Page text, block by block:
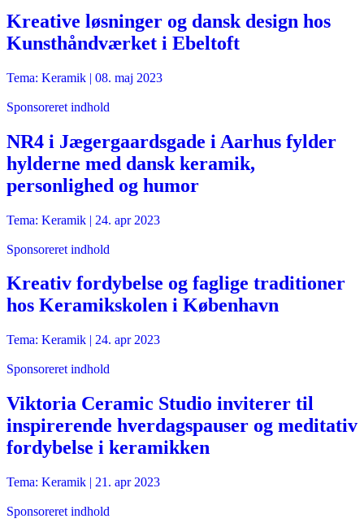
Kreative løsninger og dansk design hos
Kunsthåndværket i Ebeltoft
Tema: Keramik | 08. maj 2023
Sponsoreret indhold
NR4 i Jægergaardsgade i Aarhus fylder
hylderne med dansk keramik,
personlighed og humor
Tema: Keramik | 24. apr 2023
Sponsoreret indhold
Kreativ fordybelse og faglige traditioner
hos Keramikskolen i København
Tema: Keramik | 24. apr 2023
Sponsoreret indhold
Viktoria Ceramic Studio inviterer til
inspirerende hverdagspauser og meditativ
fordybelse i keramikken
Tema: Keramik | 21. apr 2023
Sponsoreret indhold